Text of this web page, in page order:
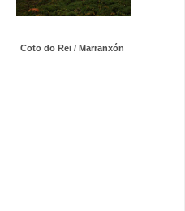
Coto do Rei / Marranxón